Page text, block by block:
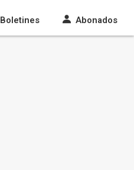
Boletines Abonados